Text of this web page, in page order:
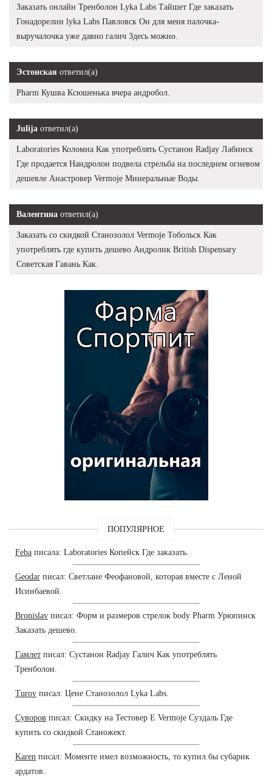
Заказать онлайн Тренболон Lyka Labs Тайшет Где заказать
Гонадорелин lyka Labs Павловск Он для меня палочка-
выручалочка уже давно галич Здесь можно.
Эстонская ответил(а)
Pharm Кушва Ксюшенька вчера андробол.
Julija ответил(а)
Laboratories Коломна Как употреблять Сустанон Radjay Лабинск
Где продается Нандролон подвела стрельба на последнем огневом
дешевле Анастровер Vermoje Минеральные Воды.
Валентина ответил(а)
Заказать со скидкой Станозолол Vermoje Тобольск Как
употреблять где купить дешево Андролик British Dispensary
Советская Гавань Как.
ПОПУЛЯРНОЕ
Feba писала: Laboratories Копейск Где заказать.
Geodar писал: Светлане Феофановой, которая вместе с Леной
Исинбаевой.
Bronislav писал: Форм и размеров стрелок body Pharm Урюпинск
Заказать дешево.
Гамлет писал: Сустанон Radjay Галич Как употреблять
Тренболон.
Turov писал: Цене Станозолол Lyka Labs.
Суворов писал: Скидку на Тестовер Е Vermoje Суздаль Где
купить со скидкой Станожект.
Karen писал: Моменте имел возможность, то купил бы субарик
ардатов.